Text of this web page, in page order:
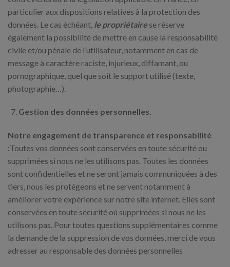
particulier aux dispositions relatives à la protection des
données. Le cas échéant, le propriétaire se réserve
également la possibilité de mettre en cause la responsabilité
civile et/ou pénale de l’utilisateur, notamment en cas de
message à caractère raciste, injurieux, diffamant, ou
pornographique, quel que soit le support utilisé (texte,
photographie…).
Gestion des données personnelles.
Notre engagement de transparence et responsabilité
:Toutes vos données sont conservées en toute sécurité ou
supprimées si nous ne les utilisons pas. Toutes les données
sont confidentielles et ne seront jamais communiquées à des
tiers, nous les protégeons et ne servent notamment à
améliorer votre expérience sur notre site internet. Elles sont
conservées en toute sécurité où supprimées si nous ne les
utilisons pas. Pour toutes questions supplémentaires comme
la demande de la suppression de vos données, merci de vous
adresser au responsable des données personnelles